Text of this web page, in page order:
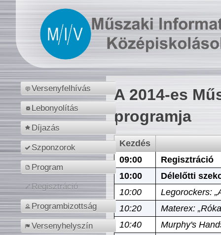
Versenyfelhívás
Lebonyolítás
Díjazás
Szponzorok
Program
Regisztráció
Programbizottság
Versenyhelyszín
A 2014-es
programja
Kezdés
09:00
Regisztráció
10:00
Délelőtti
10:00
Legorockers:
10:20
Materex:
10:40
Murphy's